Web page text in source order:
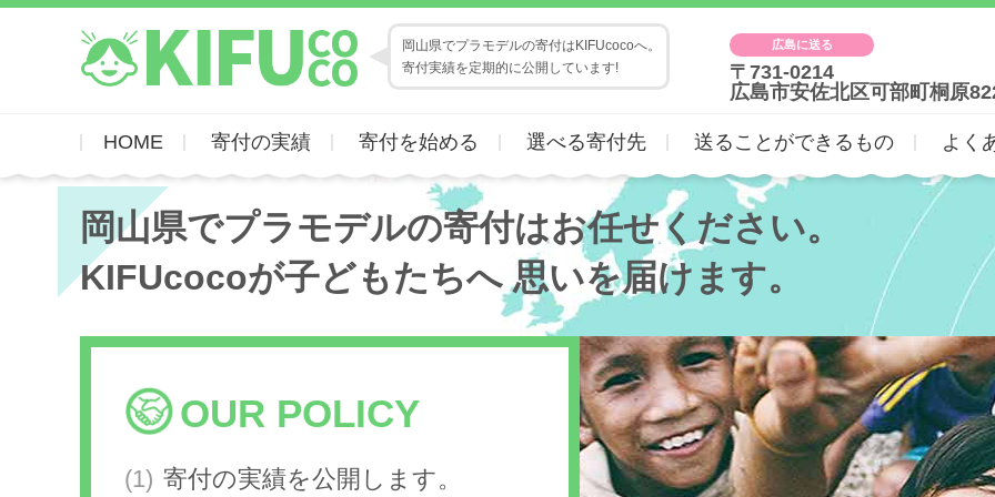
岡山県でプラモデルの寄付はKIFUcocoへ。
寄付実績を定期的に公開しています!
広島に送る
〒731-0214
広島市安佐北区可部町桐原
HOME 寄付の実績 寄付を始める 選べる寄付先 送ることができるもの よく
岡山県でプラモデルの寄付はお任せください。
KIFUcocoが子どもたちへ思いを届けます。
OUR POLICY
寄付の実績を公開します。